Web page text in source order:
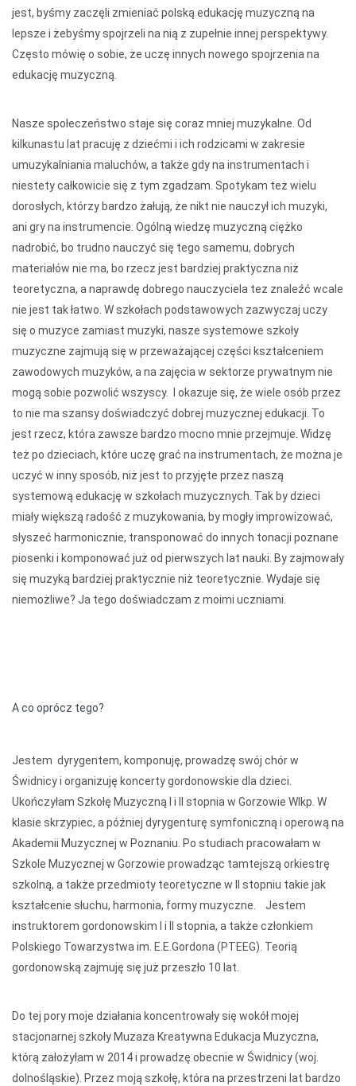
jest, byśmy zaczęli zmieniać polską edukację muzyczną na
lepsze i żebyśmy spojrzeli na nią z zupełnie innej perspektywy.
Często mówię o sobie, że uczę innych nowego spojrzenia na
edukację muzyczną.
Nasze społeczeństwo staje się coraz mniej muzykalne. Od
kilkunastu lat pracuję z dziećmi i ich rodzicami w zakresie
umuzykalniania maluchów, a także gdy na instrumentach i
niestety całkowicie się z tym zgadzam. Spotykam też wielu
dorosłych, którzy bardzo żałują, że nikt nie nauczył ich muzyki,
ani gry na instrumencie. Ogólną wiedzę muzyczną ciężko
nadrobić, bo trudno nauczyć się tego samemu, dobrych
materiałów nie ma, bo rzecz jest bardziej praktyczna niż
teoretyczna, a naprawdę dobrego nauczyciela tez znaleźć wcale
nie jest tak łatwo. W szkołach podstawowych zazwyczaj uczy
się o muzyce zamiast muzyki, nasze systemowe szkoły
muzyczne zajmują się w przeważającej części kształceniem
zawodowych muzyków, a na zajęcia w sektorze prywatnym nie
mogą sobie pozwolić wszyscy.
I okazuje się, że wiele osób przez
to nie ma szansy doświadczyć dobrej muzycznej edukacji. To
jest rzecz, która zawsze bardzo mocno mnie przejmuje. Widzę
też po dzieciach, które uczę grać na instrumentach, że można je
uczyć w inny sposób, niż jest to przyjęte przez naszą
systemową edukację w szkołach muzycznych. Tak by dzieci
miały większą radość z muzykowania, by mogły improwizować,
słyszeć harmonicznie, transponować do innych tonacji poznane
piosenki i komponować już od pierwszych lat nauki. By zajmowały
się muzyką bardziej praktycznie niż teoretycznie. Wydaje się
niemożliwe? Ja tego doświadczam z moimi uczniami.
A co oprócz tego?
Jestem dyrygentem, komponuję, prowadzę swój chór w
Świdnicy i organizuję koncerty gordonowskie dla dzieci.
Ukończyłam Szkołę Muzyczną I i II stopnia w Gorzowie Wlkp. W
klasie skrzypiec, a później dyrygenturę symfoniczną i operową na
Akademii Muzycznej w Poznaniu. Po studiach pracowałam w
Szkole Muzycznej w Gorzowie prowadząc tamtejszą orkiestrę
szkolną, a także przedmioty teoretyczne w II stopniu takie jak
kształcenie słuchu, harmonia, formy muzyczne.
Jestem
instruktorem gordonowskim I i II stopnia, a także członkiem
Polskiego Towarzystwa im. E.E.Gordona (PTEEG). Teorią
gordonowską zajmuję się już przeszło 10 lat.
Do tej pory moje działania koncentrowały się wokół mojej
stacjonarnej szkoły Muzaza Kreatywna Edukacja Muzyczna,
którą założyłam w 2014 i prowadzę obecnie w Świdnicy (woj.
dolnośląskie). Przez moją szkołę, która na przestrzeni lat bardzo